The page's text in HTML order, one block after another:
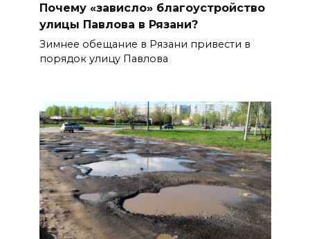
Почему «зависло» благоустройство
улицы Павлова в Рязани?
Зимнее обещание в Рязани привести в
порядок улицу Павлова